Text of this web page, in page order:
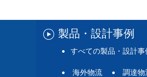
製品・設計事例
すべての製品・設計事
海外物流 調達物